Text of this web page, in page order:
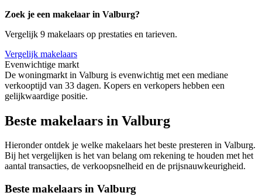
Zoek je een makelaar in Valburg?
Vergelijk 9 makelaars op prestaties en tarieven.
Vergelijk makelaars
Evenwichtige markt
De woningmarkt in Valburg is evenwichtig met een mediane
verkooptijd van 33 dagen. Kopers en verkopers hebben een
gelijkwaardige positie.
Beste makelaars in Valburg
Hieronder ontdek je welke makelaars het beste presteren in Valburg.
Bij het vergelijken is het van belang om rekening te houden met het
aantal transacties, de verkoopsnelheid en de prijsnauwkeurigheid.
Beste makelaars in Valburg